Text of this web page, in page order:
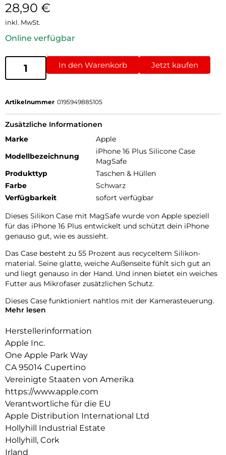
28,90 €
inkl. MwSt.
Online verfügbar
In den Warenkorb Jetzt kaufen
Artikelnummer 0195949885105
Zusätzliche Informationen
Marke
Apple
Modellbezeichnung
iPhone 16 Plus Silicone Case
MagSafe
Produkttyp
Taschen & Hüllen
Farbe
Schwarz
Verfügbarkeit
sofort verfügbar
Dieses Silikon Case mit MagSafe wurde von Apple speziell
für das iPhone 16 Plus entwickelt und schützt dein iPhone
genauso gut, wie es aussieht.
Das Case besteht zu 55 Prozent aus recyceltem Silikon­
material. Seine glatte, weiche Außenseite fühlt sich gut an
und liegt genauso in der Hand. Und innen bietet ein weiches
Futter aus Mikrofaser zusätzlichen Schutz.
Dieses Case funktioniert nahtlos mit der Kamera­steuerung.
Es hat eine Saphir­kappe mit einer leitenden Schicht, die die
steuerung erkennen kann.
Mit integrierten Magneten, die sich perfekt am iPhone 16
Plus ausrichten, hält das Case ganz einfach und sorgt für
schnelleres kabel­loses Laden. Lass dein iPhone beim Laden
einfach im Case und docke dein MagSafe Ladegerät an oder
leg es auf dein Qi2 oder Qi zertifiziertes Ladegerät.
Wie jedes von Apple entwickelte Case durchläuft es im Laufe
des Design‑ und Fertigungs­prozesses Tausende von
Teststunden. Deshalb sieht es nicht nur großartig aus,
sondern ist auch dafür gemacht, dein iPhone vor Kratzern
und bei Stürzen zu schützen.
Mehr lesen
Herstellerinformation
Apple Inc.
One Apple Park Way
CA 95014 Cupertino
Vereinigte Staaten von Amerika
https://www.apple.com
Verantwortliche für die EU
Apple Distribution International Ltd
Hollyhill Industrial Estate
Hollyhill, Cork
Irland